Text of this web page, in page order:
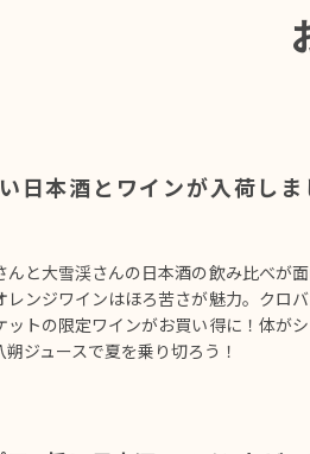
日本酒とワインが入荷しま
んと大雪渓さんの日本酒の飲み比べが
レンジワインはほろ苦さが魅力。クロ
ットの限定ワインがお買い得に！体が
ジュースで夏を乗り切ろう！